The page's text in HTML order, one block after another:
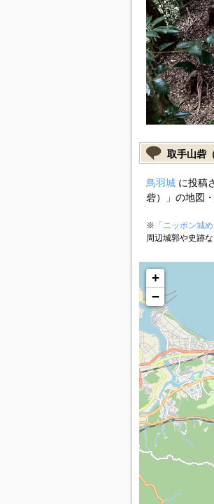
取手山砦
鳥羽城に投稿
砦）」の地図
※ 「ニッポン城
周辺城郭や史跡
+
−